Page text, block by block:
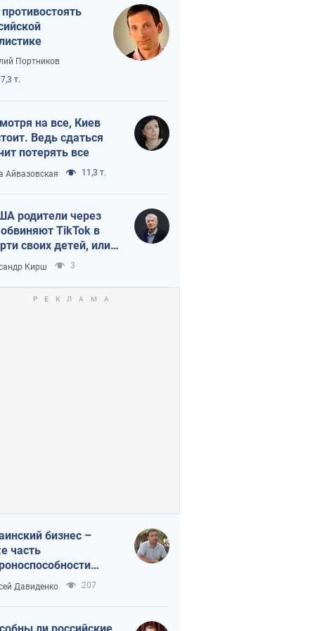
Портников
т.
на все, Киев
Ведь сдаться
потерять все
Айвазовская 11,3 т.
родители через
TikTok в
своих детей, или
КНР на молодежь
Кирш 3
бизнес –
часть
Не отдавайте их
чужим
Давиденко 207